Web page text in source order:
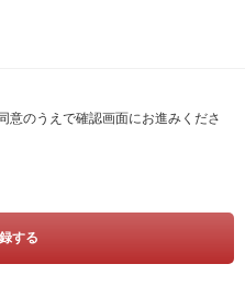
意のうえで確認画面にお進みくださ